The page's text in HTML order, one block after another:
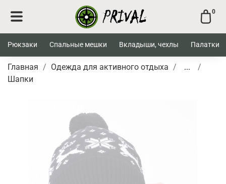
0
Рюкзаки Спальные мешки Вкладыши, чехлы Палатки
Главная Одежда для активного отдыха
...
Шапки